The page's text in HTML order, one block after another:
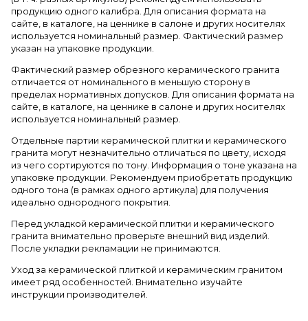
продукцию одного калибра. Для описания формата на
сайте, в каталоге, на ценнике в салоне и других носителях
используется номинальный размер. Фактический размер
указан на упаковке продукции.
Фактический размер обрезного керамического гранита
отличается от номинального в меньшую сторону в
пределах нормативных допусков. Для описания формата на
сайте, в каталоге, на ценнике в салоне и других носителях
используется номинальный размер.
Отдельные партии керамической плитки и керамического
гранита могут незначительно отличаться по цвету, исходя
из чего сортируются по тону. Информация о тоне указана на
упаковке продукции. Рекомендуем приобретать продукцию
одного тона (в рамках одного артикула) для получения
идеально однородного покрытия.
Перед укладкой керамической плитки и керамического
гранита внимательно проверьте внешний вид изделий.
После укладки рекламации не принимаются.
Уход за керамической плиткой и керамическим гранитом
имеет ряд особенностей. Внимательно изучайте
инструкции производителей.